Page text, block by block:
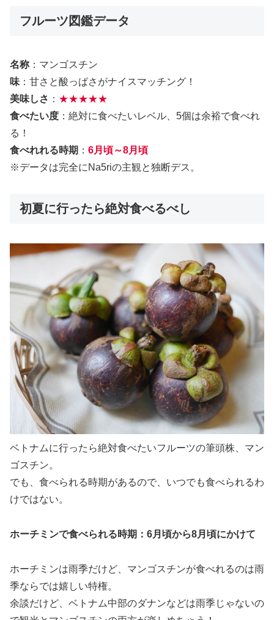
フルーツ図鑑データ
名称 ：マンゴスチン
味 ：甘さと酸っぱさがナイスマッチング！
美味しさ ： ★★★★★
食べたい度 ：絶対に食べたいレベル、5個は余裕で食べれ
る！
食べれれる時期 ： 6月頃～8月頃
※データは完全にNa5riの主観と独断デス。
初夏に行ったら絶対食べるべし
ベトナムに行ったら絶対食べたいフルーツの筆頭株、マン
ゴスチン。
でも、食べられる時期があるので、いつでも食べられるわ
けではない。
ホーチミンで食べられる時期：6月頃から8月頃にかけて
ホーチミンは雨季だけど、マンゴスチンが食べれるのは雨
季ならでは嬉しい特権。
余談だけど、ベトナム中部のダナンなどは雨季じゃないの